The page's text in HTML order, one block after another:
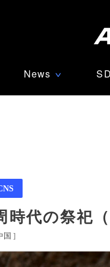
News ∨
時代の祭祀
国 ]